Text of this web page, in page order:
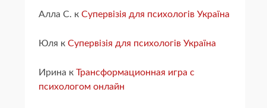
Алла С. к Супервізія для психологів Україна
Юля к Супервізія для психологів Україна
Ирина к Трансформационная игра с
психологом онлайн